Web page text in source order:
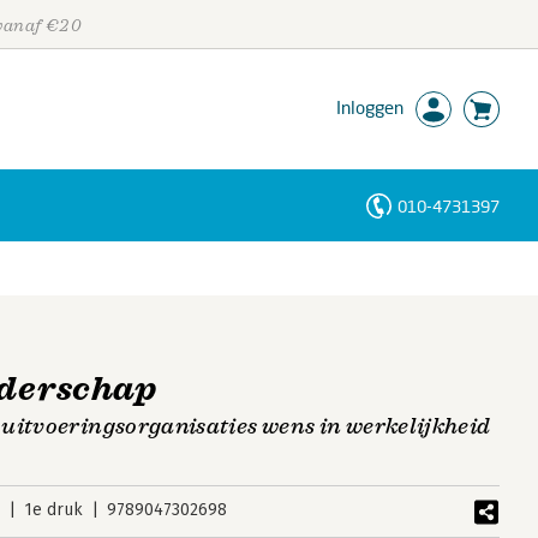
€20
Inloggen
010-4731397
wens in werkelijkheid
1e druk 9789047302698
Personen